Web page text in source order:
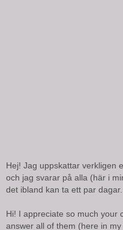
Hej! Jag uppskattar verkligen
och jag svarar på alla (här i
det ibland kan ta ett par
Hi! I appreciate so much your
answer all of them (here in